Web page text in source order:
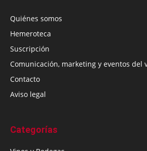
Quiénes somos
Hemeroteca
Suscripción
Comunicación, marketing y eventos del
Contacto
Aviso legal
Categorías